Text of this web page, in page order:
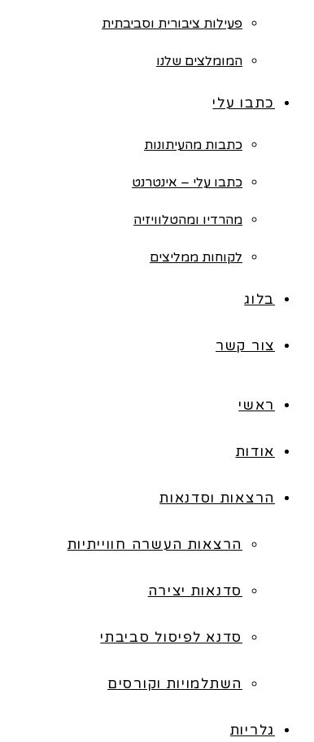
פעילות ציבורית וסביבתית
המומלצים שלנו
כתבו עלי
כתבות מהעיתונות
כתבו עלי – אינטרנט
מהרדיו ומהטלוויזיה
לקוחות ממליצים
בלוג
צור קשר
ראשי
אודות
הרצאות וסדנאות
הרצאות העשרה חווייתיות
סדנאות יצירה
סדנא לפיסול סביבתי
השתלמויות וקורסים
גלריות